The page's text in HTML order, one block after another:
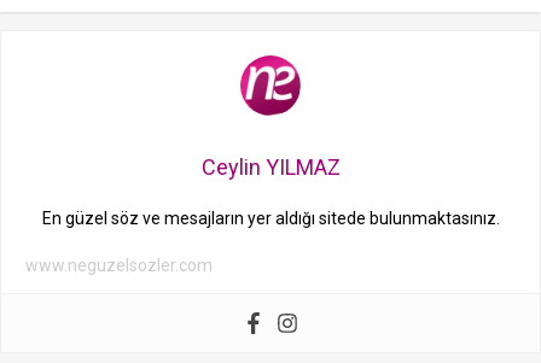
Ceylin YILMAZ
En güzel söz ve mesajların yer aldığı sitede bulunmaktasınız.
www.neguzelsozler.com